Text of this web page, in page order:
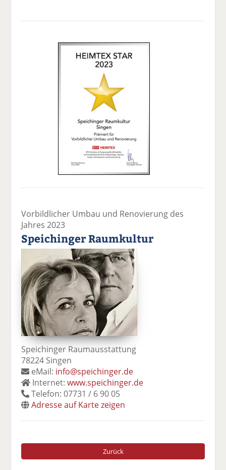
Vorbildlicher Umbau und Renovierung des
Jahres 2023
Speichinger Raumkultur
Speichinger Raumausstattung
78224 Singen
eMail: info@speichinger.de
Internet:www.speichinger.de
Telefon: 07731 / 6 90 05
Adresse auf Karte zeigen
Zurück